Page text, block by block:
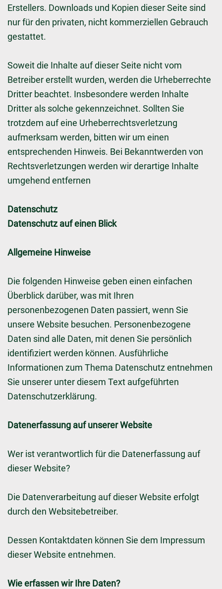
Erstellers. Downloads und Kopien dieser Seite sind
nur für den privaten, nicht kommerziellen Gebrauch
gestattet.
Soweit die Inhalte auf dieser Seite nicht vom
Betreiber erstellt wurden, werden die Urheberrechte
Dritter beachtet. Insbesondere werden Inhalte
Dritter als solche gekennzeichnet. Sollten Sie
trotzdem auf eine Urheberrechtsverletzung
aufmerksam werden, bitten wir um einen
entsprechenden Hinweis. Bei Bekanntwerden von
Rechtsverletzungen werden wir derartige Inhalte
umgehend entfernen
Datenschutz
Datenschutz auf einen Blick
Allgemeine Hinweise
Die folgenden Hinweise geben einen einfachen
Überblick darüber, was mit Ihren
personenbezogenen Daten passiert, wenn Sie
unsere Website besuchen. Personenbezogene
Daten sind alle Daten, mit denen Sie persönlich
identifiziert werden können. Ausführliche
Informationen zum Thema Datenschutz entnehmen
Sie unserer unter diesem Text aufgeführten
Datenschutzerklärung.
Datenerfassung auf unserer Website
Wer ist verantwortlich für die Datenerfassung auf
dieser Website?
Die Datenverarbeitung auf dieser Website erfolgt
durch den Websitebetreiber.
Dessen Kontaktdaten können Sie dem Impressum
dieser Website entnehmen.
Wie erfassen wir Ihre Daten?